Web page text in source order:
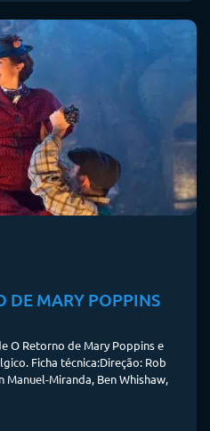
DE MARY POPPINS
O Retorno de Mary Poppins e
Ficha técnica:Direção: Rob
Manuel-Miranda, Ben Whishaw,